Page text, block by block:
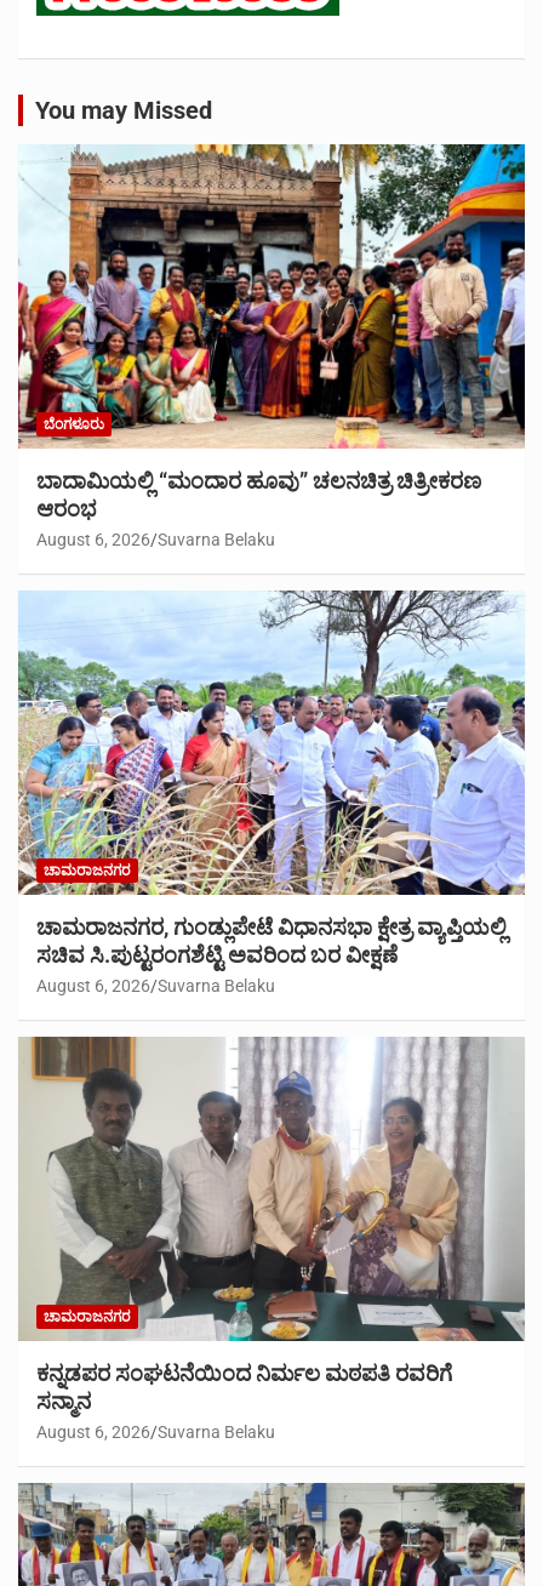
You may Missed
ಬೆಂಗಳೂರು
ಬಾದಾಮಿಯಲ್ಲಿ “ಮಂದಾರ ಹೂವು” ಚಲನಚಿತ್ರ ಚಿತ್ರೀಕರಣ
ಆರಂಭ
August 6, 2026 Suvarna Belaku
ಚಾಮರಾಜನಗರ
ಚಾಮರಾಜನಗರ, ಗುಂಡ್ಲುಪೇಟೆ ವಿಧಾನಸಭಾ ಕ್ಷೇತ್ರ ವ್ಯಾಪ್ತಿಯಲ್ಲಿ
ಸಚಿವ ಸಿ.ಪುಟ್ಟರಂಗಶೆಟ್ಟಿ ಅವರಿಂದ ಬರ ವೀಕ್ಷಣೆ
August 6, 2026 Suvarna Belaku
ಚಾಮರಾಜನಗರ
ಕನ್ನಡಪರ ಸಂಘಟನೆಯಿಂದ ನಿರ್ಮಲ ಮಠಪತಿ ರವರಿಗೆ
ಸನ್ಮಾನ
August 6, 2026 Suvarna Belaku